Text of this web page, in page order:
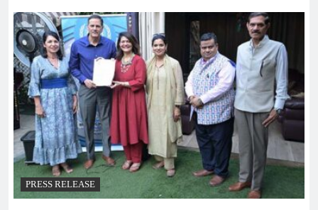
PRESS RELEASE